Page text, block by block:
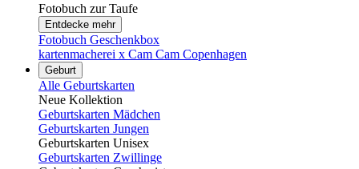
Fotobuch zur Taufe
Entdecke mehr
Fotobuch Geschenkbox
kartenmacherei x Cam Cam Copenhagen
Geburt
Alle Geburtskarten
Neue Kollektion
Geburtskarten Mädchen
Geburtskarten Jungen
Geburtskarten Unisex
Geburtskarten Zwillinge